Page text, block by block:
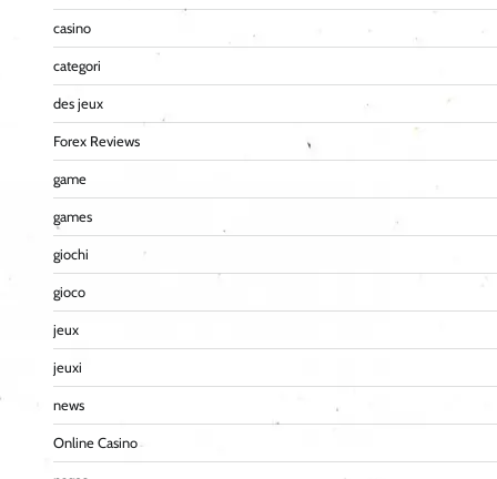
casino
categori
des jeux
Forex Reviews
game
games
giochi
gioco
jeux
jeuxi
news
Online Casino